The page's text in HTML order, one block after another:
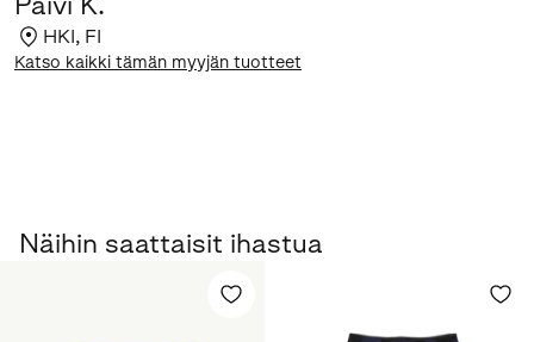
HKI, FI
Katso kaikki tämän myyjän tuotteet
Näihin saattaisit ihastua